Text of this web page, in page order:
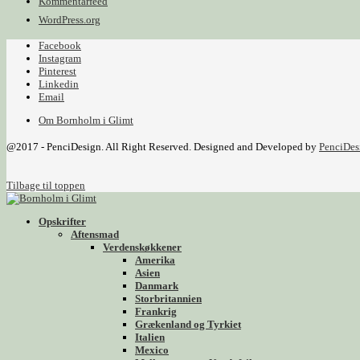
WordPress.org
Facebook
Instagram
Pinterest
Linkedin
Email
Om Bornholm i Glimt
@2017 - PenciDesign. All Right Reserved. Designed and Developed by
Tilbage til toppen
Opskrifter
Aftensmad
Verdenskøkkener
Amerika
Asien
Danmark
Storbritannien
Frankrig
Grækenland og Tyrkiet
Italien
Mexico